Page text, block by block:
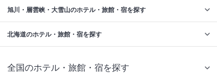
旭川・層雲峡・大雪山のホテル・旅館・宿を探す
北海道のホテル・旅館・宿を探す
全国のホテル・旅館・宿を探す